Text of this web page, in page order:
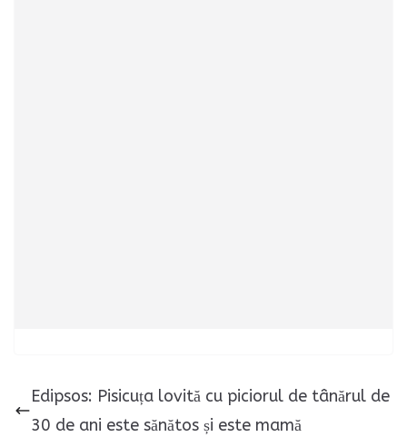
Edipsos: Pisicuța lovită cu piciorul de tânărul de
30 de ani este sănătos și este mamă